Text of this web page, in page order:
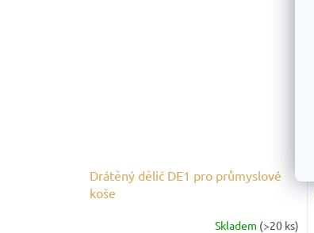
Drátěný dělič DE1 pro průmyslové
koše
Skladem (>20 ks)